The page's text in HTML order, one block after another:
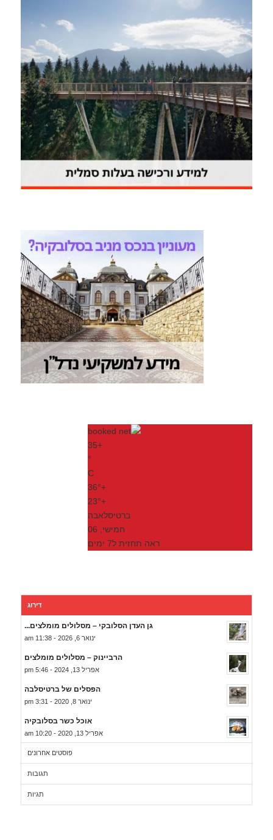
+
35
°
C
+
36°
+
23°
ברטיסלאבה
חמישי, 06
ראה תחזית ל7 ימים
דירוג
גן העדן הסלובקי – מסלולים מומלצים...
ינואר 6, 2026 - 11:38 am
הרביינוק – מסלולים מומלצים
אפריל 13, 2024 - 5:46 pm
הפסלים של ברטיסלבה
ינואר 8, 2020 - 3:31 pm
אוכל כשר בסלובקיה
אפריל 13, 2020 - 10:20 am
פוסטים אחרונים
תגובות
תגיות